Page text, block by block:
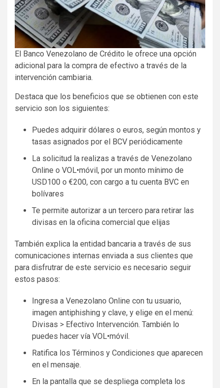
El Banco Venezolano de Crédito le ofrece una opción
adicional para la compra de efectivo a través de la
intervención cambiaria.
Destaca que los beneficios que se obtienen con este
servicio son los siguientes:
Puedes adquirir dólares o euros, según montos y
tasas asignados por el BCV periódicamente
La solicitud la realizas a través de Venezolano
Online o VOL•móvil, por un monto mínimo de
USD100 o €200, con cargo a tu cuenta BVC en
bolívares
Te permite autorizar a un tercero para retirar las
divisas en la oficina comercial que elijas
También explica la entidad bancaria a través de sus
comunicaciones internas enviada a sus clientes que
para disfrutrar de este servicio es necesario seguir
estos pasos:
Ingresa a Venezolano Online con tu usuario,
imagen antiphishing y clave, y elige en el menú:
Divisas > Efectivo Intervención. También lo
puedes hacer vía VOL•móvil.
Ratifica los Términos y Condiciones que aparecen
en el mensaje.
En la pantalla que se despliega completa los